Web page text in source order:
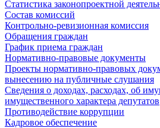
Статистика законопроектной
Состав комиссий
Контрольно-ревизионная комиссия
Обращения граждан
График приема граждан
Нормативно-правовые документы
Проекты нормативно-правовых
вынесению на публичные слушания
Сведения о доходах, расходах, об
имущественного характера депутатов
Противодействие коррупции
Кадровое обеспечение